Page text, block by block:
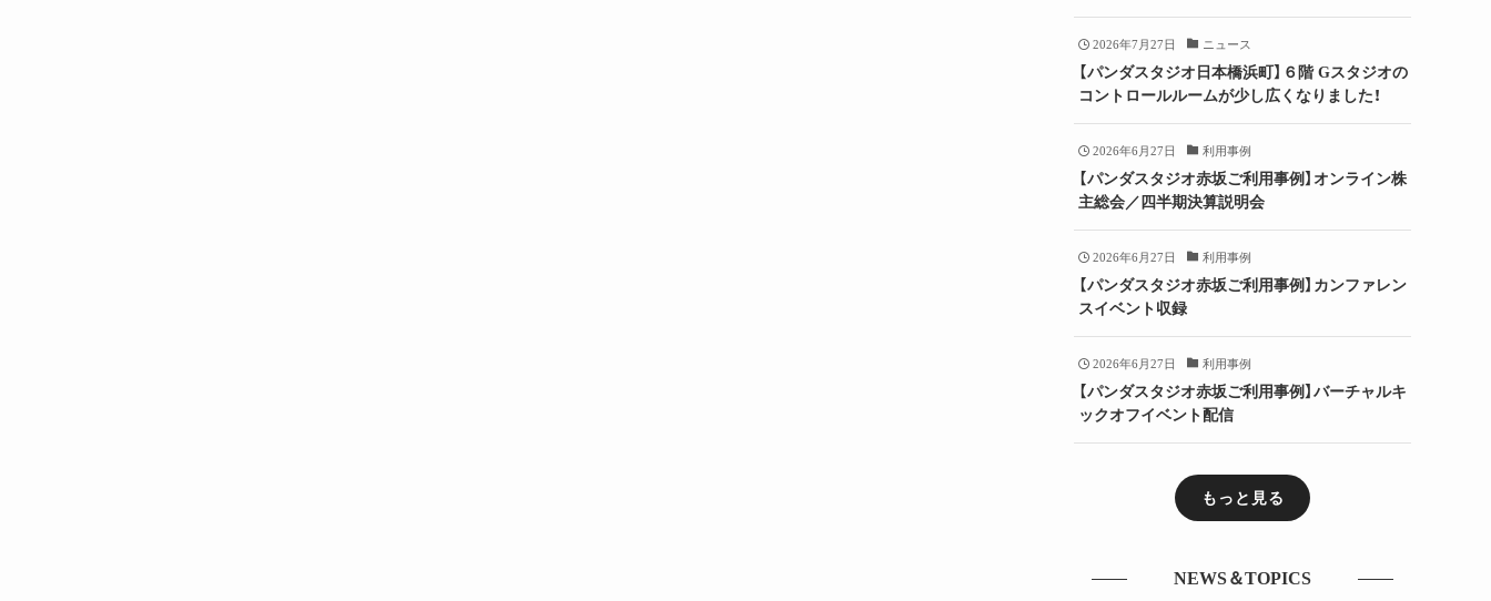
2026年7月27日 ニュース
【パンダスタジオ日本橋浜町】６階 Gスタジオの
コントロールルームが少し広くなりました！
2026年6月27日 利用事例
【パンダスタジオ赤坂ご利用事例】オンライン株
主総会／四半期決算説明会
2026年6月27日 利用事例
【パンダスタジオ赤坂ご利用事例】カンファレン
スイベント収録
2026年6月27日 利用事例
【パンダスタジオ赤坂ご利用事例】バーチャルキ
ックオフイベント配信
もっと見る
NEWS＆TOPICS